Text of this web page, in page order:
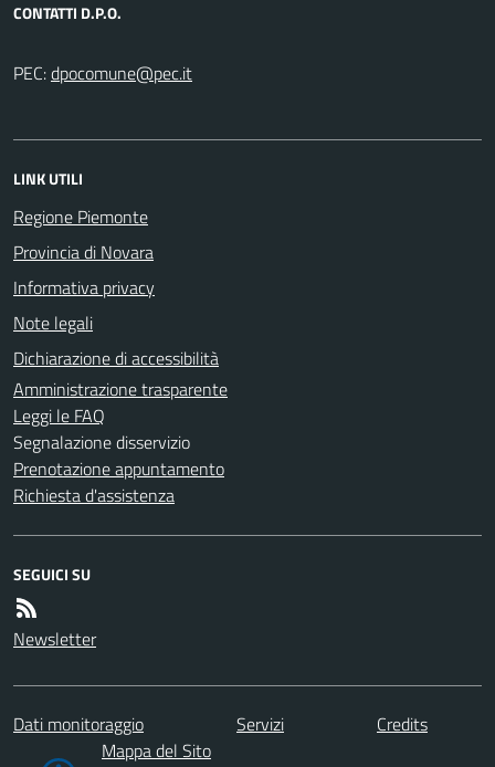
CONTATTI D.P.O.
PEC:
LINK UTILI
Regione Piemonte
Provincia di Novara
Informativa privacy
Note legali
Dichiarazione di accessibilità
Amministrazione trasparente
Leggi le FAQ
Segnalazione disservizio
Prenotazione appuntamento
Richiesta d'assistenza
SEGUICI SU
Newsletter
Dati monitoraggio Servizi
Credits
Mappa del Sito